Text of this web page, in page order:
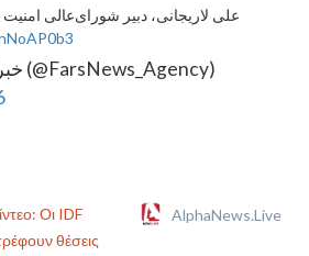
علی لاریجانی، دبیر شورای‌عالی
— خبرگزاری فارس (@FarsNews_Agency)
Οι IDF
θέσεις
AlphaNews.Live